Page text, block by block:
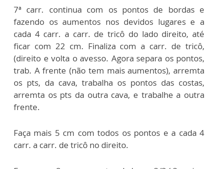
7ª carr. continua com os pontos de bordas e
fazendo os aumentos nos devidos lugares e a
cada 4 carr. a carr. de tricô do lado direito, até
ficar com 22 cm. Finaliza com a carr. de tricô,
(direito e volta o avesso. Agora separa os pontos,
trab. A frente (não tem mais aumentos), arremta
os pts, da cava, trabalha os pontos das costas,
arremta os pts da outra cava, e trabalhe a outra
frente.
Faça mais 5 cm com todos os pontos e a cada 4
carr. a carr. de tricô no direito.